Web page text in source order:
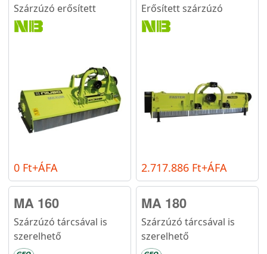
Szárzúzó erősített
0 Ft+ÁFA
Erősített szárzúzó
2.717.886 Ft+ÁFA
MA 160
Szárzúzó tárcsával is
szerelhető
MA 180
Szárzúzó tárcsával is
szerelhető